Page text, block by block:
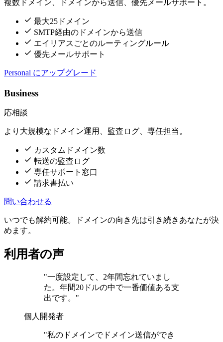
複数ドメイン、ドメインから送信、優先メールサポート。
最大25ドメイン
SMTP経由のドメインから送信
エイリアスごとのルーティングルール
優先メールサポート
Personal にアップグレード
Business
応相談
より大規模なドメイン運用、監査ログ、専任担当。
カスタムドメイン数
転送の監査ログ
専任サポート窓口
請求書払い
問い合わせる
いつでも解約可能。ドメインの向き先は引き続きあなたが決
めます。
利用者の声
"一度設定して、2年間忘れていまし
た。年間20ドルの中で一番価値ある支
出です。"
個人開発者
"私のドメインでドメイン送信ができ